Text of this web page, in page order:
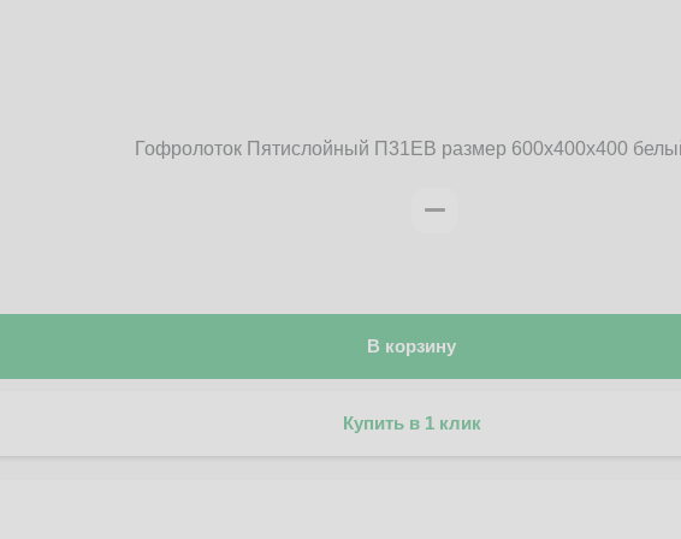
Гофролоток Пятислойный П31EB размер 600x400x400
В корзину
Купить в 1 клик